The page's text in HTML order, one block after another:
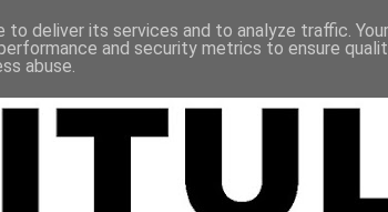
deliver its services and to analyze traffic.
and security metrics to ensure
abuse.